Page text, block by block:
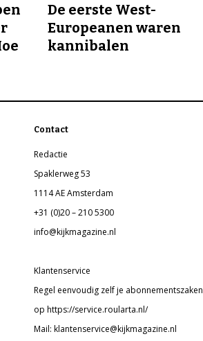
De eerste West-
Europeanen waren
kannibalen
Contact
Redactie
Spaklerweg 53
1114 AE Amsterdam
+31 (0)20 – 210 5300
info@kijkmagazine.nl
Klantenservice
Regel eenvoudig zelf je abonnementszaken
op https://service.roularta.nl/
Mail: klantenservice@kijkmagazine.nl